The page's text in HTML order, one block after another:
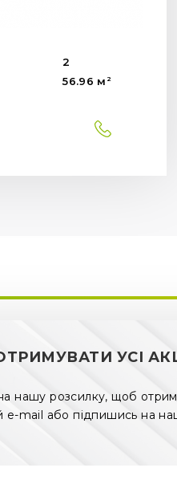
2
56.96 м 2
УСІ
нашу розсилку, щоб
e-mail або підпишись на